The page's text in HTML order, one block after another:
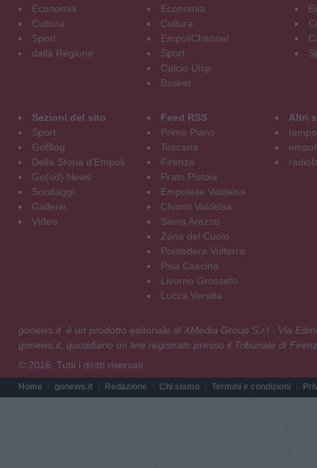
Economia
Cultura
Sport
dalla Regione
Economia
Cultura
EmpoliChannel
Sport
Calcio Uisp
Basket
Sezioni del sito
Sport
GoBlog
Della Storia d'Empoli
Go(od) News
Sondaggi
Gallerie
Video
Feed RSS
Primo Piano
Toscana
Firenze
Prato Pistoia
Empolese Valdelsa
Chianti Valdelsa
Siena Arezzo
Zona del Cuoio
Pontedera Volterra
Pisa Cascina
Livorno Grosseto
Lucca Versilia
Altri
gonews.it è un prodotto editoriale di XMedia Group S.r.l - Via
gonews.it, quotidiano on line registrato presso il Tribunale di
© 2016. Tutti i diritti riservati.
Home gonews.it Redazione Chi siamo Termini e condizioni